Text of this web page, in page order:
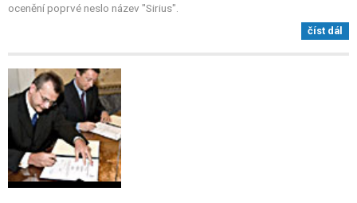
ocenění poprvé neslo název "Sirius".
číst dál